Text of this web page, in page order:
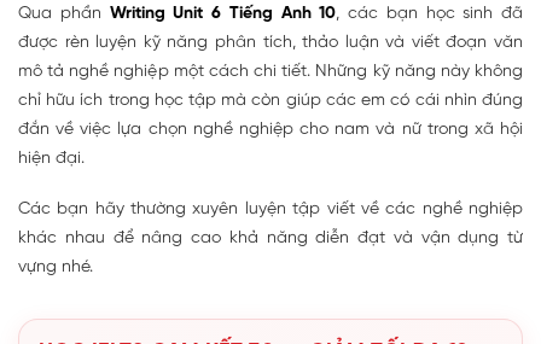
Qua phần Writing Unit 6 Tiếng Anh 10, các bạn học sinh đã
được rèn luyện kỹ năng phân tích, thảo luận và viết đoạn văn
mô tả nghề nghiệp một cách chi tiết. Những kỹ năng này không
chỉ hữu ích trong học tập mà còn giúp các em có cái nhìn đúng
đắn về việc lựa chọn nghề nghiệp cho nam và nữ trong xã hội
hiện đại.
Các bạn hãy thường xuyên luyện tập viết về các nghề nghiệp
khác nhau để nâng cao khả năng diễn đạt và vận dụng từ
vựng nhé.